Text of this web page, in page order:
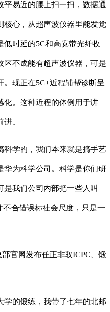
平易近的腰上扫一扫，数据通
核心，从超声波仪器里能发觉
低时延的5G和高宽带光纤收
区不成能有超声波仪器，可是
现正在5G+近程辅帮诊断呈
化。这种近程的体例用于讲
。
学的，我们本来就是搞手艺
华为科学公司。科学是你们研
是我们公司内部把一些人叫
不合错误标社会尺度，只是一
官网发布任正非取ICPC、锻
的锻练，我带了七年的北邮